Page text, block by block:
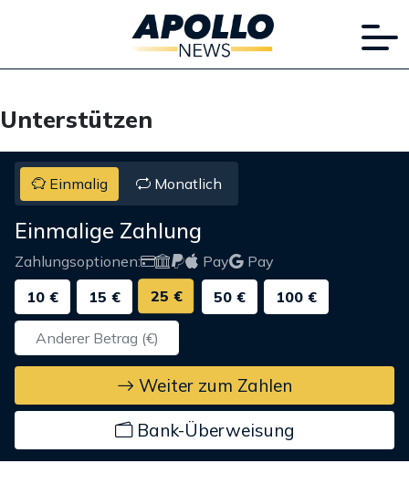
Unterstützen
Einmalig Monatlich
Einmalige Zahlung
Zahlungsoptionen: Pay
Pay
10 €
15 € 25 € 50 € 100 €
Weiter zum Zahlen
Bank-Überweisung